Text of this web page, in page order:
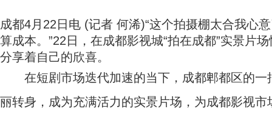
成都4月22日电 (记者 何浠)“这个拍摄棚太合我心
算成本。”22日，在成都影视城“拍在成都”实景片
分享着自己的欣喜。
在短剧市场迭代加速的当下，成都郫都区的一
丽转身，成为充满活力的实景片场，为成都影视